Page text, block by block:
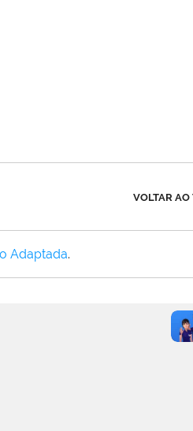
VOLTAR AO
Adaptada.